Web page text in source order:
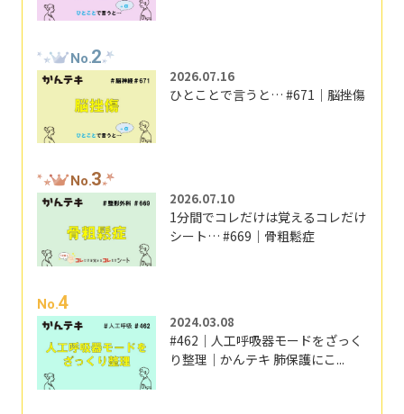
No.2
2026.07.16
ひとことで言うと… #671｜脳挫傷
No.3
2026.07.10
1分間でコレだけは覚えるコレだけ
シート… #669｜骨粗鬆症
No.4
2024.03.08
#462｜人工呼吸器モードをざっく
り整理｜かんテキ 肺保護にこ...